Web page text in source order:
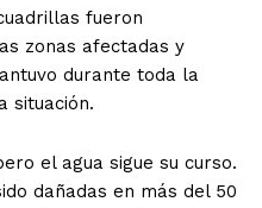
fueron
zonas afectadas y
durante toda la
situación.
el agua sigue su curso.
dañadas en más del 50